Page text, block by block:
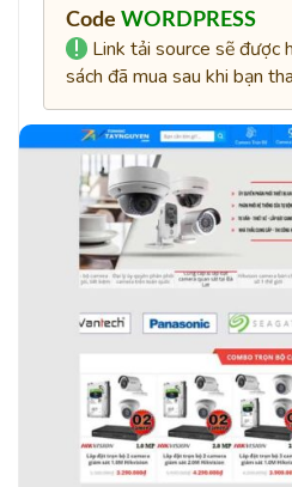
CodeWORDPRESS
Link tải source sẽ được
sách đã mua sau khi bạn